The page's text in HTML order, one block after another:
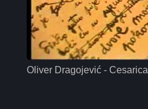
Oliver Dragojević - Cesarica